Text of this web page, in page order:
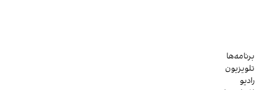
برنامه‌ها
تلویزیون
رادیو